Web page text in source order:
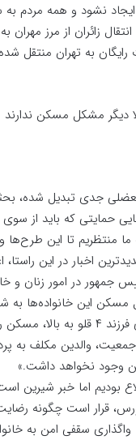
نشود و همه مردم به
زائران از مرز مهران
به تهران منتقل
جدی تبدیل شده،
حمایتی که باید از
منتظریم تا این
جمهور در امور زنان و
این خانواده‌ها به
۱۴۰۲ مقرر شده به خانواده‌های
وجود نخواهد داشت.»
بودیم اما خبر شیرین
قرار است چگونه
سقفی امن به